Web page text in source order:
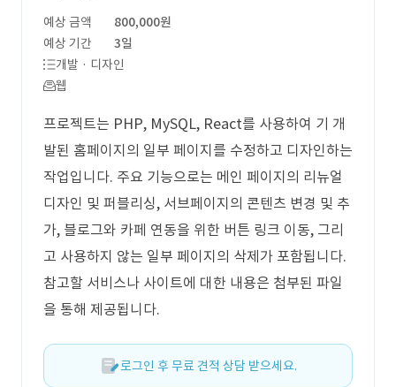
예상 금액
800,000원
예상 기간
3일
개발 · 디자인
웹
프로젝트는 PHP, MySQL, React를 사용하여 기 개
발된 홈페이지의 일부 페이지를 수정하고 디자인하는
작업입니다. 주요 기능으로는 메인 페이지의 리뉴얼
디자인 및 퍼블리싱, 서브페이지의 콘텐츠 변경 및 추
가, 블로그와 카페 연동을 위한 버튼 링크 이동, 그리
고 사용하지 않는 일부 페이지의 삭제가 포함됩니다.
참고할 서비스나 사이트에 대한 내용은 첨부된 파일
을 통해 제공됩니다.
로그인 후 무료 견적 상담 받으세요.